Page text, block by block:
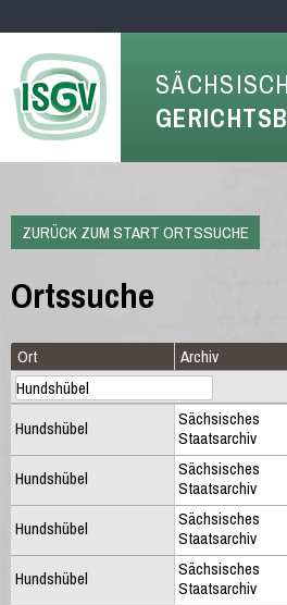
ZURÜCK ZUM START ORTSSUCHE
Ortssuche
Ort Archiv
Hundshübel
Sächsisches
Staatsarchiv
Hundshübel
Sächsisches
Staatsarchiv
Hundshübel
Sächsisches
Staatsarchiv
Hundshübel
Sächsisches
Staatsarchiv